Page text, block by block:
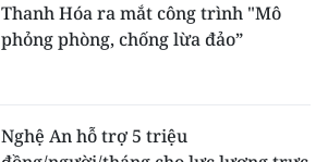
Thanh Hóa ra mắt công trình "Mô
phỏng phòng, chống lừa đảo”
Nghệ An hỗ trợ 5 triệu